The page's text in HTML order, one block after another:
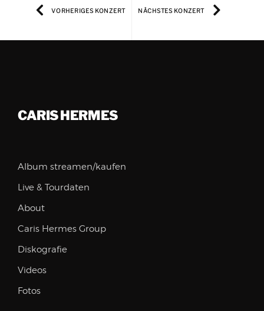
VORHERIGES KONZERT NÄCHSTES KONZERT
CARIS HERMES
Album streamen/kaufen
Live & Tourdaten
About
Caris Hermes Group
Diskografie
Videos
Fotos